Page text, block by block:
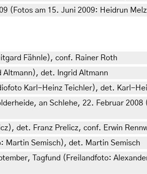
(Fotos am 15. Juni 2009: Heidrun
Fähnle), conf. Rainer Roth
Altmann), det. Ingrid Altmann
Karl-Heinz Teichler), det. Karl-
an Schlehe, 22. Februar
det. Franz Prelicz, conf. Erwin
Martin Semisch), det. Martin Semisch
Tagfund (Freilandfoto: